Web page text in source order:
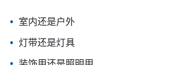
室内还是户外
灯带还是灯具